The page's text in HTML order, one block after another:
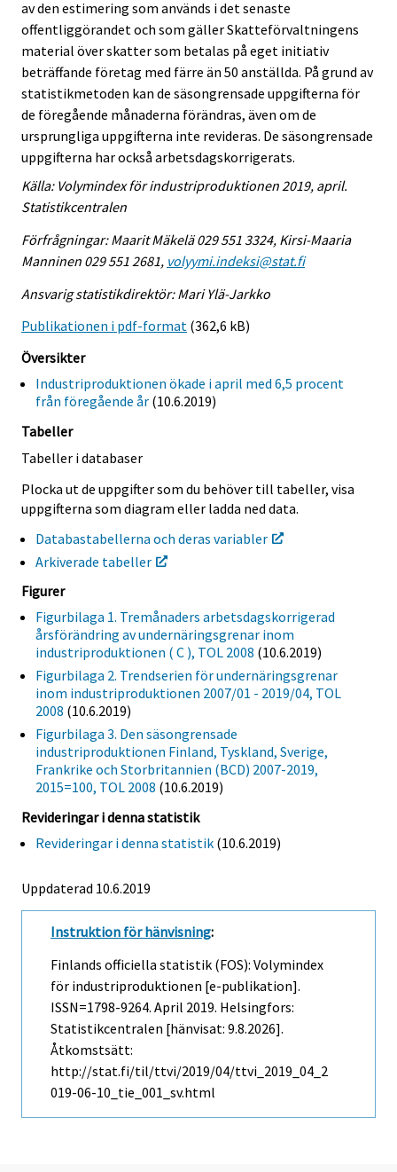
av den estimering som används i det senaste
offentliggörandet och som gäller Skatteförvaltningens
material över skatter som betalas på eget initiativ
beträffande företag med färre än 50 anställda. På grund av
statistikmetoden kan de säsongrensade uppgifterna för
de föregående månaderna förändras, även om de
ursprungliga uppgifterna inte revideras. De säsongrensade
uppgifterna har också arbetsdagskorrigerats.
Källa: Volymindex för industriproduktionen 2019, april.
Statistikcentralen
Förfrågningar: Maarit Mäkelä 029 551 3324, Kirsi-Maaria
Manninen 029 551 2681, volyymi.indeksi@stat.fi
Ansvarig statistikdirektör: Mari Ylä-Jarkko
Publikationen i pdf-format (362,6 kB)
Översikter
Industriproduktionen ökade i april med 6,5 procent
från föregående år (10.6.2019)
Tabeller
Tabeller i databaser
Plocka ut de uppgifter som du behöver till tabeller, visa
uppgifterna som diagram eller ladda ned data.
Databastabellerna och deras variabler
Arkiverade tabeller
Figurer
Figurbilaga 1. Tremånaders arbetsdagskorrigerad
årsförändring av undernäringsgrenar inom
industriproduktionen ( C ), TOL 2008 (10.6.2019)
Figurbilaga 2. Trendserien för undernäringsgrenar
inom industriproduktionen 2007/01 - 2019/04, TOL
2008 (10.6.2019)
Figurbilaga 3. Den säsongrensade
industriproduktionen Finland, Tyskland, Sverige,
Frankrike och Storbritannien (BCD) 2007-2019,
2015=100, TOL 2008 (10.6.2019)
Revideringar i denna statistik
Revideringar i denna statistik (10.6.2019)
Uppdaterad 10.6.2019
Instruktion för hänvisning:
Finlands officiella statistik (FOS): Volymindex
för industriproduktionen [e-publikation].
ISSN=1798-9264. April 2019. Helsingfors:
Statistikcentralen [hänvisat: 9.8.2026].
Åtkomstsätt:
http://stat.fi/til/ttvi/2019/04/ttvi_2019_04_2
019-06-10_tie_001_sv.html